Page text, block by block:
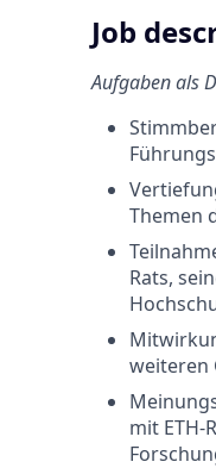
Job
Aufgaben als
Themen
Rats,
weiteren
mit